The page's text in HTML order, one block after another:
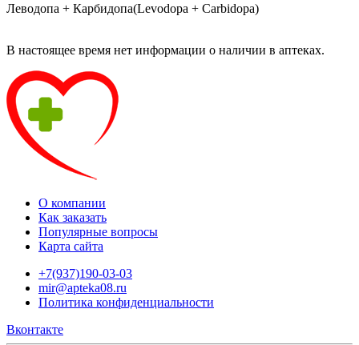
Леводопа + Карбидопа(Levodopa + Carbidopa)
В настоящее время нет информации о наличии в аптеках.
О компании
Как заказать
Популярные вопросы
Карта сайта
+7(937)190-03-03
mir@apteka08.ru
Политика конфиденциальности
Вконтакте